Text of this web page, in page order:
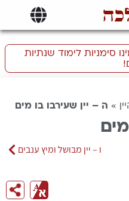
סימניות לימוד שנתיות
» ה – יין שעירבו בו מים
ו – יין מבושל ומיץ ענבים